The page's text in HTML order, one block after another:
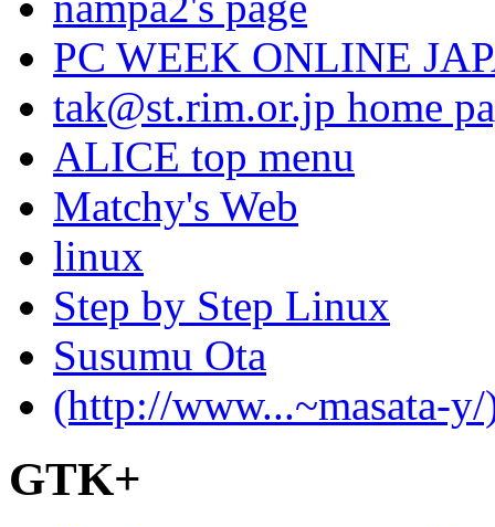
PC WEEK ONLINE
tak@st.rim.or.jp home
ALICE top menu
Matchy's Web
linux
Step by Step Linux
Susumu Ota
(http://www...~masata-y/
GTK+